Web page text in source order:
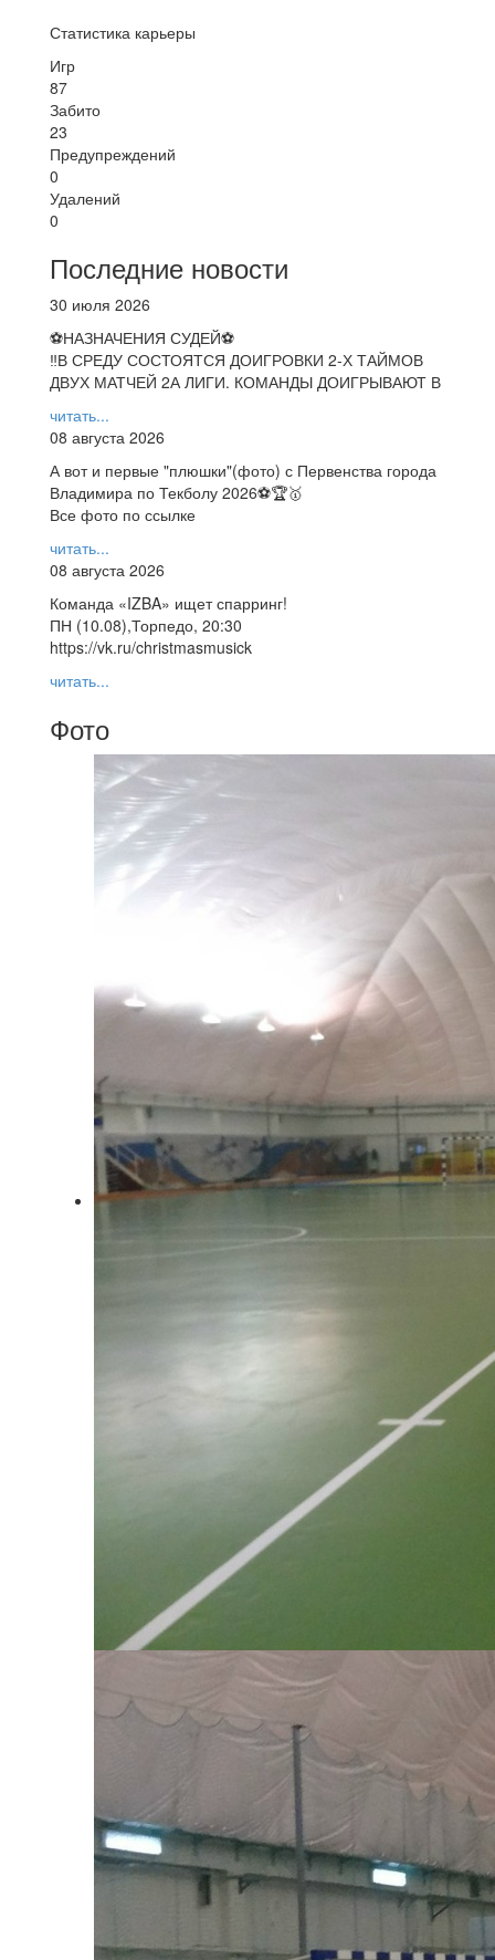
Статистика карьеры
Игр
87
Забито
23
Предупреждений
0
Удалений
0
Последние новости
30 июля 2026
⚽НАЗНАЧЕНИЯ СУДЕЙ⚽
‼В СРЕДУ СОСТОЯТСЯ ДОИГРОВКИ 2-Х ТАЙМОВ
ДВУХ МАТЧЕЙ 2А ЛИГИ. КОМАНДЫ ДОИГРЫВАЮТ В
читать...
08 августа 2026
А вот и первые "плюшки"(фото) с Первенства города
Владимира по Текболу 2026⚽🏆🥇
Все фото по ссылке
читать...
08 августа 2026
Команда «IZBA» ищет спарринг!
ПН (10.08),Торпедо, 20:30
https://vk.ru/christmasmusick
читать...
Фото